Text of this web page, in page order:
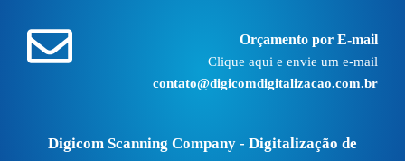
Orçamento por E-mail
Clique aqui e envie um e-mail
contato@digicomdigitalizacao.com.br
Digicom Scanning Company - Digitalização de